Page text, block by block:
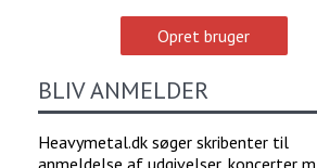
Opret bruger
BLIV ANMELDER
Heavymetal.dk søger skribenter til
anmeldelse af udgivelser, koncerter